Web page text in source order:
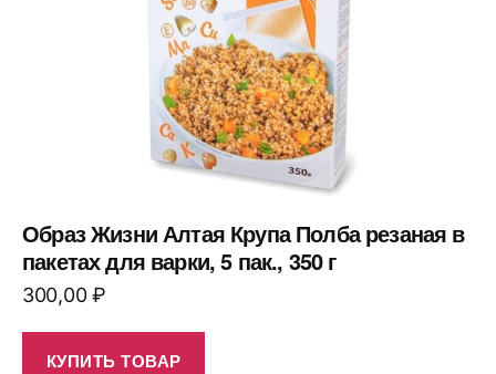
Образ Жизни Алтая Крупа Полба резаная в
пакетах для варки, 5 пак., 350 г
300,00₽
КУПИТЬ ТОВАР